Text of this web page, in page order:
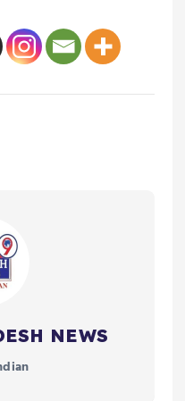
NEWS